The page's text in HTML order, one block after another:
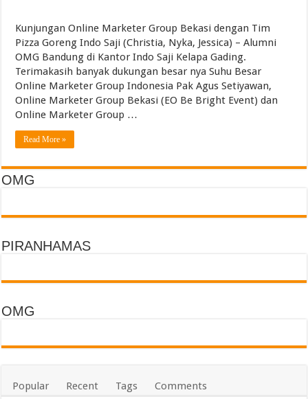
Assigning vs Subletting a Room in Singapore Explained
Beachfront vs Inland Bali Villas Daily Routines and Transport
Lemari Asam Laboratorium dan PP Storage Cabinet Laboratorium
Kunjungan Online Marketer Group Bekasi dengan Tim
Pizza Goreng Indo Saji (Christia, Nyka, Jessica) – Alumni
OMG Bandung di Kantor Indo Saji Kelapa Gading.
Terimakasih banyak dukungan besar nya Suhu Besar
Online Marketer Group Indonesia Pak Agus Setiyawan,
Online Marketer Group Bekasi (EO Be Bright Event) dan
Online Marketer Group …
Read More »
OMG
PIRANHAMAS
OMG
Popular Recent Tags Comments